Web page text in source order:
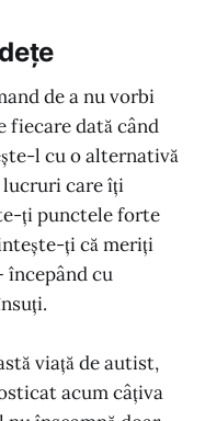
de a nu vorbi
fiecare dată când
l cu o alternativă
lucruri care îți
ți punctele forte
ți că meriți
începând cu
viață de autist,
acum câțiva